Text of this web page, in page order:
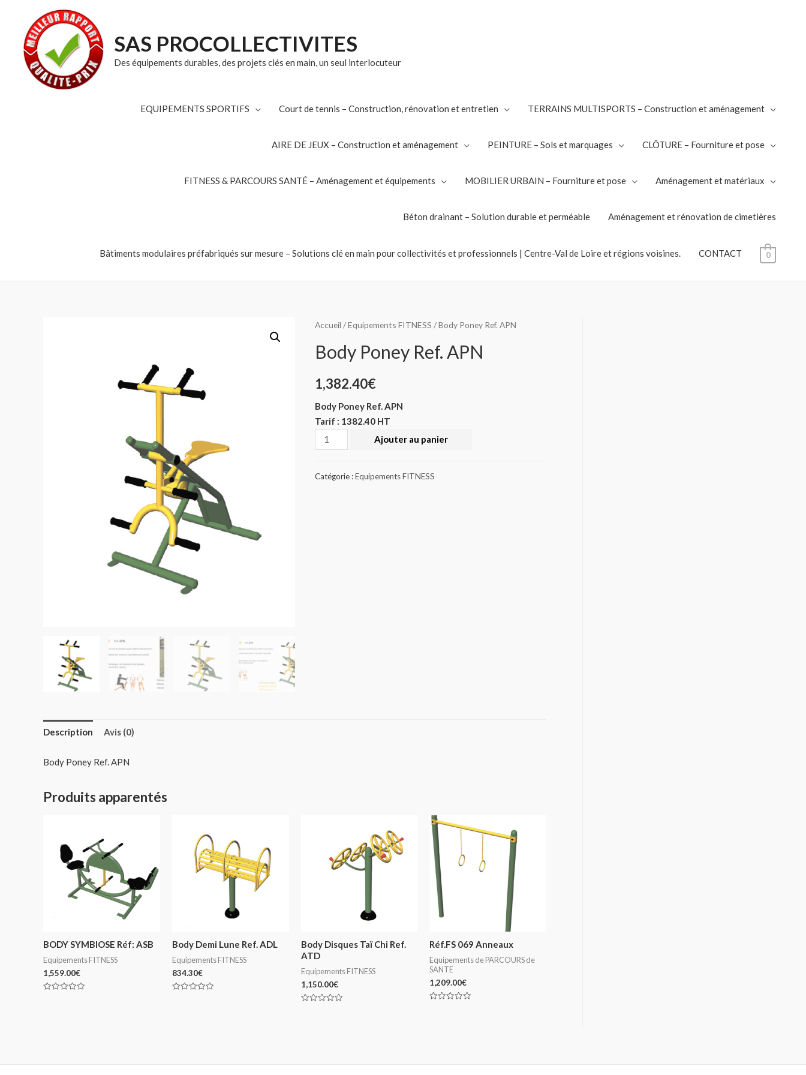
SAS PROCOLLECTIVITES
Des équipements durables, des projets clés en main, un seul interlocuteur
EQUIPEMENTS SPORTIFS Court de tennis – Construction, rénovation et entretien TERRAINS MULTISPORTS – Construction et aménagement
AIRE DE JEUX – Construction et aménagement PEINTURE – Sols et marquages CLÔTURE – Fourniture et pose
FITNESS & PARCOURS SANTÉ – Aménagement et équipements MOBILIER URBAIN – Fourniture et pose Aménagement et matériaux
Béton drainant – Solution durable et perméable Aménagement et rénovation de cimetières
Bâtiments modulaires préfabriqués sur mesure – Solutions clé en main pour collectivités et professionnels | Centre-Val de Loire et régions voisines. CONTACT 0
Accueil /Equipements FITNESS / Body Poney Ref. APN
Body Poney Ref. APN
1,382.40€
Body Poney Ref. APN
Tarif : 1382.40 HT
Quantité
Ajouter au panier
Catégorie :Equipements FITNESS
Description Avis (0)
Body Poney Ref. APN
Produits apparentés
BODY SYMBIOSE Réf: ASB
Equipements FITNESS
1,559.00€
Body Demi Lune Ref. ADL
Equipements FITNESS
834.30€
Body Disques Taï Chi Ref.
ATD
Equipements FITNESS
1,150.00€
Réf.FS 069 Anneaux
Equipements de PARCOURS de
SANTE
1,209.00€